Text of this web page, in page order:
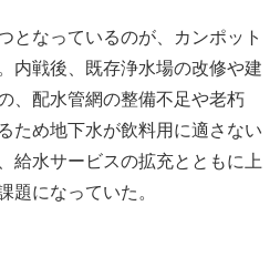
となっているのが、カンポット
内戦後、既存浄水場の改修や建
、配水管網の整備不足や老朽
ため地下水が飲料用に適さない
給水サービスの拡充とともに上
題になっていた。